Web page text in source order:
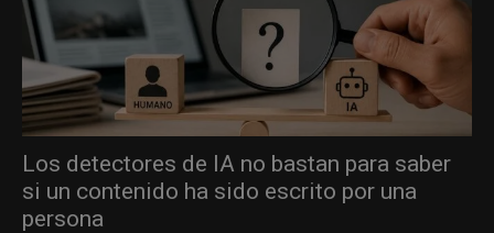
Los detectores de IA no bastan para saber
si un contenido ha sido escrito por una
persona